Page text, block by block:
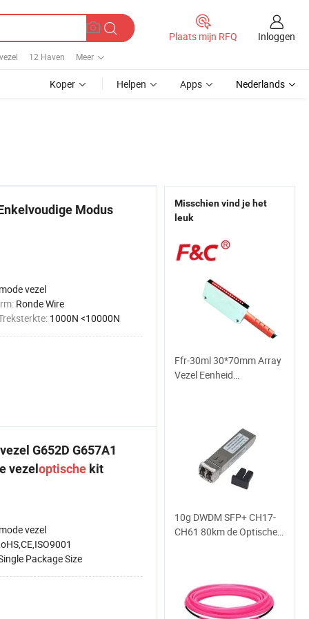
12 Haven Meer
Plaats mijn RFQ Inloggen
Koper Helpen Apps Nederlands
Modus
vezel
Ronde Wire
1000N <10000N
G652D G657A1
vezel optische kit
vezel
Package Size
Misschien vind je het
leuk
Ffr-30ml 30*70mm Array
Vezel Eenheid
10g DWDM SFP+ CH17-
CH61 80km de Optische